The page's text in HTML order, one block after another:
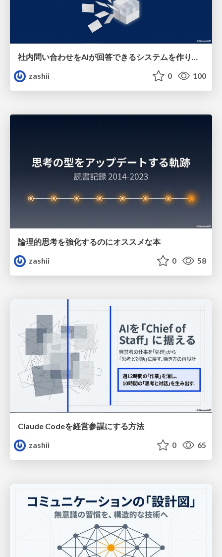
社内問い合わせをAIが回答できるシステムを作りました
zashii
0 100
論理的思考を強化するのにオススメな本
zashii
0 58
Claude Codeを経営参謀にする方法
zashii
0 65